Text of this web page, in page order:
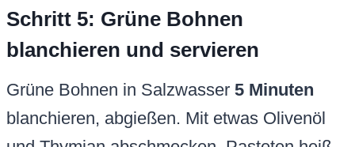
Schritt 5: Grüne Bohnen
blanchieren und servieren
Grüne Bohnen in Salzwasser 5 Minuten
blanchieren, abgießen. Mit etwas Olivenöl